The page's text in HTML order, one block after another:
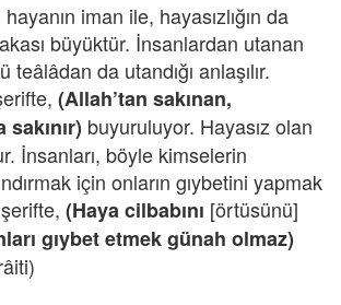
iman ile, hayasızlığın da
büyüktür. İnsanlardan utanan
da utandığı anlaşılır.
(Allah’tan sakınan,
buyuruluyor. Hayasız olan
İnsanları, böyle kimselerin
için onların gıybetini yapmak
(Haya cilbabını [örtüsünü]
gıybet etmek günah olmaz)